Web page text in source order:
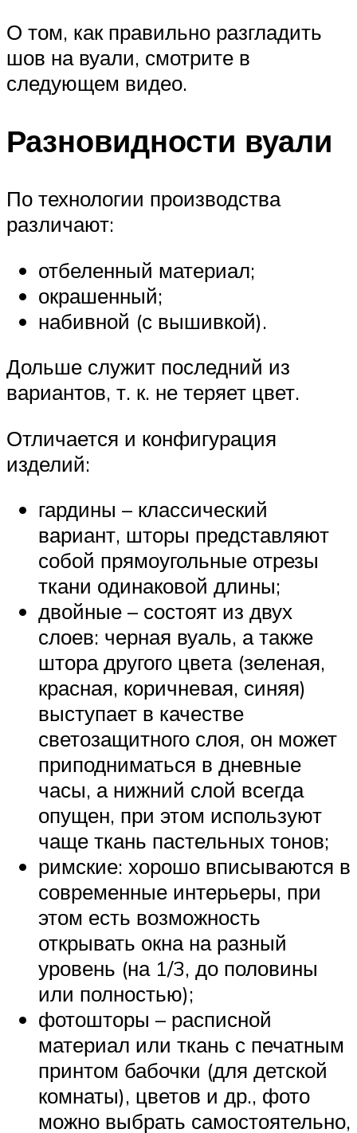
О том, как правильно разгладить
шов на вуали, смотрите в
следующем видео.
Разновидности вуали
По технологии производства
различают:
отбеленный материал;
окрашенный;
набивной (с вышивкой).
Дольше служит последний из
вариантов, т. к. не теряет цвет.
Отличается и конфигурация
изделий:
гардины – классический
вариант, шторы представляют
собой прямоугольные отрезы
ткани одинаковой длины;
двойные – состоят из двух
слоев: черная вуаль, а также
штора другого цвета (зеленая,
красная, коричневая, синяя)
выступает в качестве
светозащитного слоя, он может
приподниматься в дневные
часы, а нижний слой всегда
опущен, при этом используют
чаще ткань пастельных тонов;
римские: хорошо вписываются в
современные интерьеры, при
этом есть возможность
открывать окна на разный
уровень (на 1/3, до половины
или полностью);
фотошторы – расписной
материал или ткань с печатным
принтом бабочки (для детской
комнаты), цветов и др., фото
можно выбрать самостоятельно,